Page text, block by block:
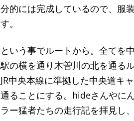
分的には完成しているので、服
す。
という事でルートから。全てを
駅の横を通り木曽川の北を通る
JR中央本線に準拠した中央道キ
通ることにする。hideさんやに
ラー猛者たちの走行記を拝見し